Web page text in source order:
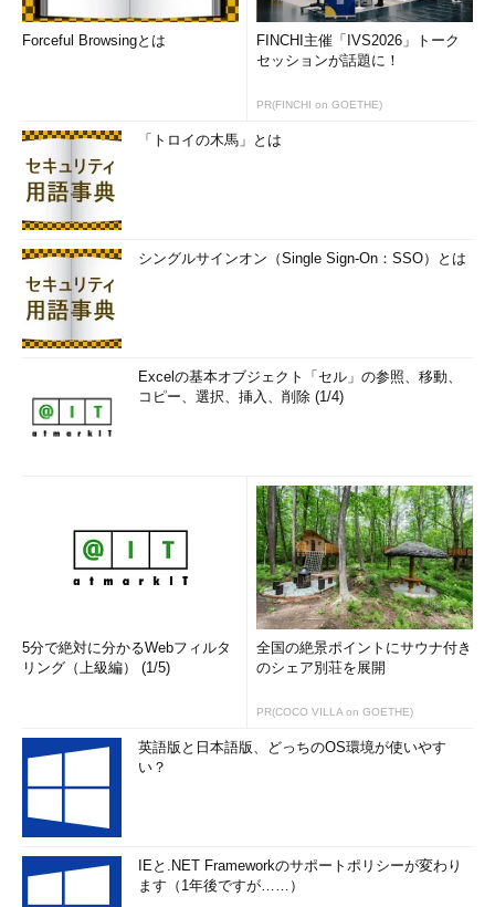
検索可能暗号は大きく分けて共通鍵暗号ベースと公開鍵
暗号ベースがある。
検索可能暗号では、安全性と利便性の両立が難しい。
参考文献――より詳しく学びたい人のために：
属性ベース暗号や関数型暗号についてより詳しく学び
たい人のために、Web上で閲覧できるものや書籍とし
て入手できる参考文献を紹介します。
『クラウドを支えるこれからの暗号技術
公開鍵ベース方式の検索可能暗号における、落とし戸関
数の具体的な構成方法について解説しています。
（Web）検索可能暗号の概観と今後の展望』（金岡
検索可能暗号の歴史と、共通鍵ベースの方式に関する最
近の研究、評価実験について解説しています。
光成滋生（みつなり しげお）（サイボウズ・ラボ株式会
サイボウズ・ラボ株式会社にてセキュリティとイン
フラ周りの研究開発に携わる。「数論アルゴリズムと
その応用」研究部会（JANT）幹事。
2005年ストリーム暗号Toyocryptの解読で情報化月間推
進会議議長表彰
学会論文賞受賞
受賞
Forceful Browsingとは
FINCHI主催「IVS2026」トーク
セッションが話題に！
PR(FINCHI on GOETHE)
「トロイの木馬」とは
シングルサインオン（Single Sign-On：SSO）とは
Excelの基本オブジェクト「セル」の参照、移動、
コピー、選択、挿入、削除 (1/4)
5分で絶対に分かるWebフィルタ
リング（上級編） (1/5)
全国の絶景ポイントにサウナ付き
のシェア別荘を展開
PR(COCO VILLA on GOETHE)
英語版と日本語版、どっちのOS環境が使いやす
い？
IEと.NET Frameworkのサポートポリシーが変わり
ます（1年後ですが……）